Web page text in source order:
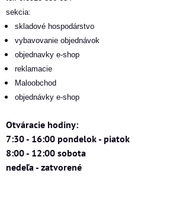
sekcia:
skladové hospodárstvo
vybavovanie objednávok
objednavky e-shop
reklamacie
Maloobchod
objednávky e-shop
Otváracie hodiny:
7:30 - 16:00 pondelok - piatok
8:00 - 12:00 sobota
nedeľa - zatvorené